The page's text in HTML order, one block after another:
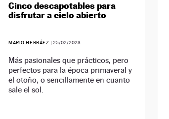
Cinco descapotables para
disfrutar a cielo abierto
MARIO HERRÁEZ | 25/02/2023
Más pasionales que prácticos, pero
perfectos para la época primaveral y
el otoño, o sencillamente en cuanto
sale el sol.